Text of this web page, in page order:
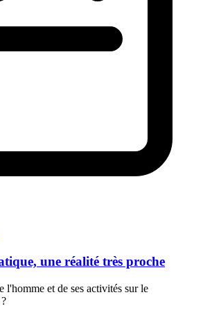
une réalité très proche
l'homme et de ses activités sur le